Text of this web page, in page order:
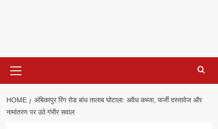
Menu
HOME
अंबिकापुर रिंग रोड बांध तालाब घोटाला: अवैध कब्जा, फर्जी दस्तावेज और
नामांतरण पर उठे गंभीर सवाल